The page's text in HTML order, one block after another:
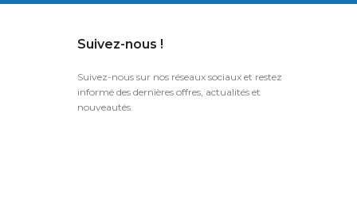
Suivez-nous !
Suivez-nous sur nos réseaux sociaux et restez
informé des dernières offres, actualités et
nouveautés.